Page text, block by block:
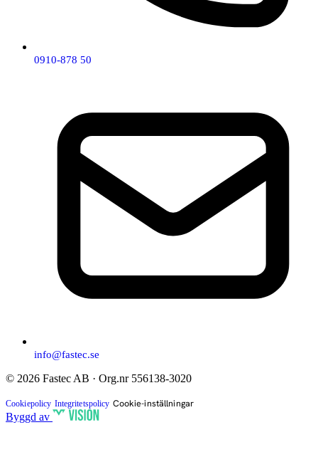
0910-878 50
info@fastec.se
© 2026 Fastec AB · Org.nr 556138-3020
Cookiepolicy Integritetspolicy Cookie-inställningar
Byggd av